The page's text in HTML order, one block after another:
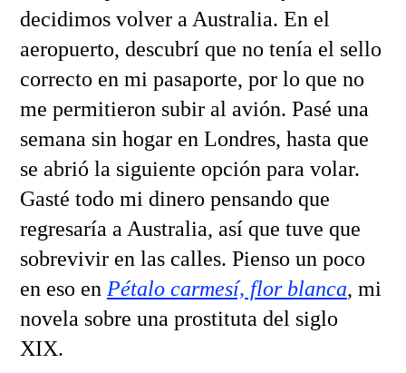
decidimos volver a Australia. En el
aeropuerto, descubrí que no tenía el sello
correcto en mi pasaporte, por lo que no
me permitieron subir al avión. Pasé una
semana sin hogar en Londres, hasta que
se abrió la siguiente opción para volar.
Gasté todo mi dinero pensando que
regresaría a Australia, así que tuve que
sobrevivir en las calles. Pienso un poco
en eso en Pétalo carmesí, flor blanca, mi
novela sobre una prostituta del siglo
XIX.